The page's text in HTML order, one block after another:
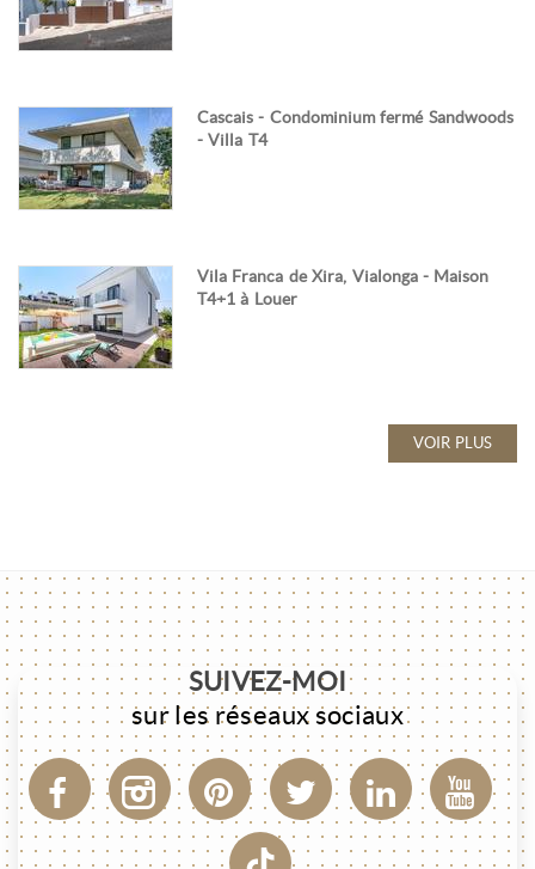
Cascais - Condominium fermé Sandwoods
- Villa T4
Vila Franca de Xira, Vialonga - Maison
T4+1 à Louer
VOIR PLUS
SUIVEZ-MOI
sur les réseaux sociaux